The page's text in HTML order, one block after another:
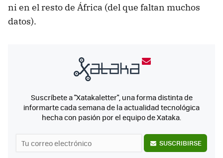
ni en el resto de África (del que faltan muchos
datos).
Suscríbete a "Xatakaletter", una forma distinta de
informarte cada semana de la actualidad tecnológica
hecha con pasión por el equipo de Xataka.
SUSCRIBIRSE